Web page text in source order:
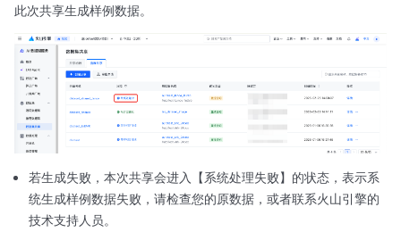
此次共享生成样例数据。
若生成失败，本次共享会进入【系统处理失败】的状态，表示系
统生成样例数据失败，请检查您的原数据，或者联系火山引擎的
技术支持人员。